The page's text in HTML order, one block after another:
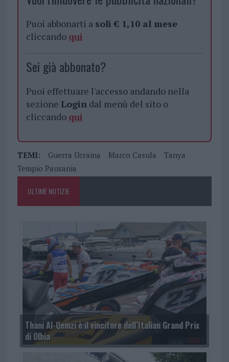
Puoi abbonarti a soli € 1,10 al mese
cliccando qui
Sei già abbonato?
Puoi effettuare l'accesso andando nella
sezione Logindal menù del sito o
cliccando qui
TEMI: Guerra Ucraina Marco Casula
Tanya
Tempio Pausania
ULTIME NOTIZIE
Thani Al-Qemzi è il vincitore dell’Italian Grand Prix
di Olbia